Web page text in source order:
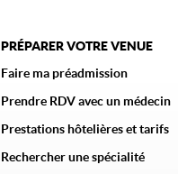
PRÉPARER VOTRE VENUE
Faire ma préadmission
Prendre RDV avec un médecin
Prestations hôtelières et tarifs
Rechercher une spécialité